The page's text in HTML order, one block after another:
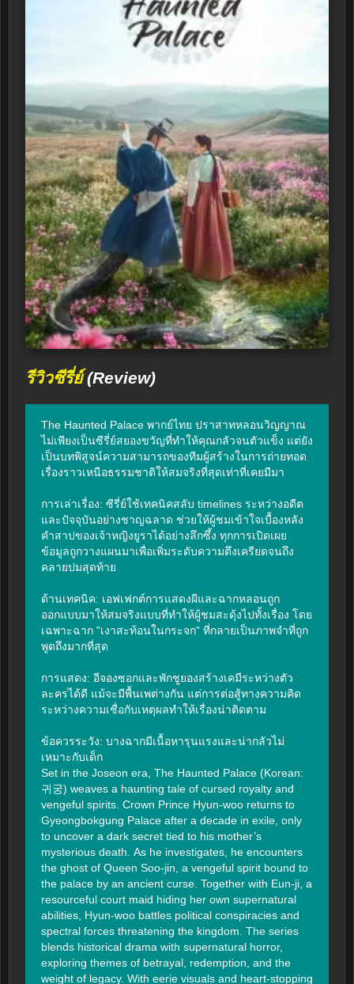
รีวิวซีรี่ย์(Review)
The Haunted Palace พากย์ไทย ปราสาทหลอนวิญญาณ
ไม่เพียงเป็นซีรี่ย์สยองขวัญที่ทำให้คุณกลัวจนตัวแข็ง แต่ยัง
เป็นบทพิสูจน์ความสามารถของทีมผู้สร้างในการถ่ายทอด
เรื่องราวเหนือธรรมชาติให้สมจริงที่สุดเท่าที่เคยมีมา
การเล่าเรื่อง: ซีรี่ย์ใช้เทคนิคสลับ timelines ระหว่างอดีต
และปัจจุบันอย่างชาญฉลาด ช่วยให้ผู้ชมเข้าใจเบื้องหลัง
คำสาปของเจ้าหญิงยูราได้อย่างลึกซึ้ง ทุกการเปิดเผย
ข้อมูลถูกวางแผนมาเพื่อเพิ่มระดับความตึงเครียดจนถึง
คลายปมสุดท้าย
ด้านเทคนิค: เอฟเฟกต์การแสดงผีและฉากหลอนถูก
ออกแบบมาให้สมจริงแบบที่ทำให้ผู้ชมสะดุ้งไปทั้งเรื่อง โดย
เฉพาะฉาก "เงาสะท้อนในกระจก" ที่กลายเป็นภาพจำที่ถูก
พูดถึงมากที่สุด
การแสดง: อีจองซอกและพักชูยองสร้างเคมีระหว่างตัว
ละครได้ดี แม้จะมีพื้นเพต่างกัน แต่การต่อสู้ทางความคิด
ระหว่างความเชื่อกับเหตุผลทำให้เรื่องน่าติดตาม
ข้อควรระวัง: บางฉากมีเนื้อหารุนแรงและน่ากลัวไม่
เหมาะกับเด็ก
Set in the Joseon era, The Haunted Palace (Korean:
귀궁) weaves a haunting tale of cursed royalty and
vengeful spirits. Crown Prince Hyun-woo returns to
Gyeongbokgung Palace after a decade in exile, only
to uncover a dark secret tied to his mother’s
mysterious death. As he investigates, he encounters
the ghost of Queen Soo-jin, a vengeful spirit bound to
the palace by an ancient curse. Together with Eun-ji, a
resourceful court maid hiding her own supernatural
abilities, Hyun-woo battles political conspiracies and
spectral forces threatening the kingdom. The series
blends historical drama with supernatural horror,
exploring themes of betrayal, redemption, and the
weight of legacy. With eerie visuals and heart-stopping